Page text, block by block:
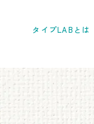
タイプLABとは